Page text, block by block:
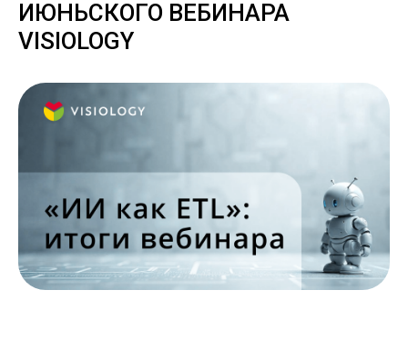
ИЮНЬСКОГО ВЕБИНАРА
VISIOLOGY